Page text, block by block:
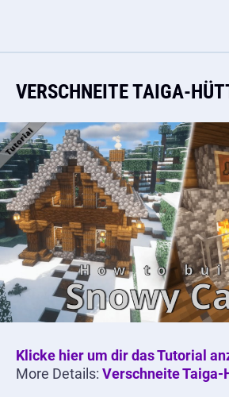
VERSCHNEITE TAIGA-
Klicke hier um dir das Tutorial
More Details: Verschneite Taiga-